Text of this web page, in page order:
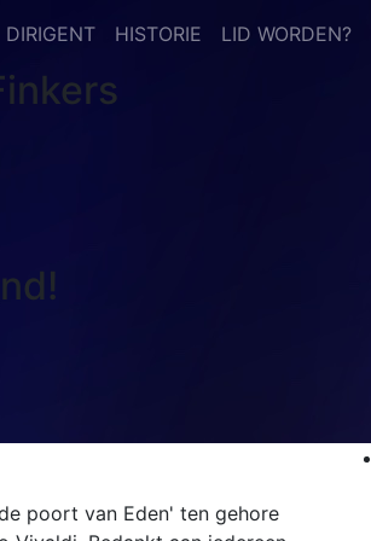
DIRIGENT HISTORIE LID WORDEN?
poort van Eden' ten gehore